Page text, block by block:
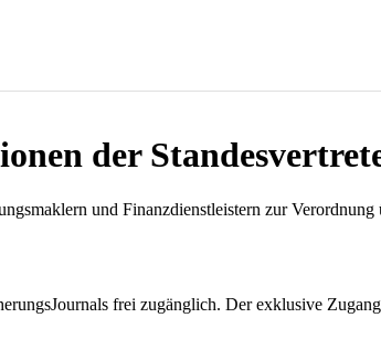
der
und Finanzdienstleistern zur
frei zugänglich. Der exklusive